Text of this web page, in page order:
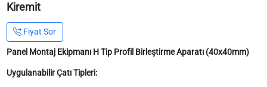
Kiremit
Fiyat Sor
Panel Montaj Ekipmanı H Tip Profil Birleştirme Aparatı (40x40mm)
Uygulanabilir Çatı Tipleri: